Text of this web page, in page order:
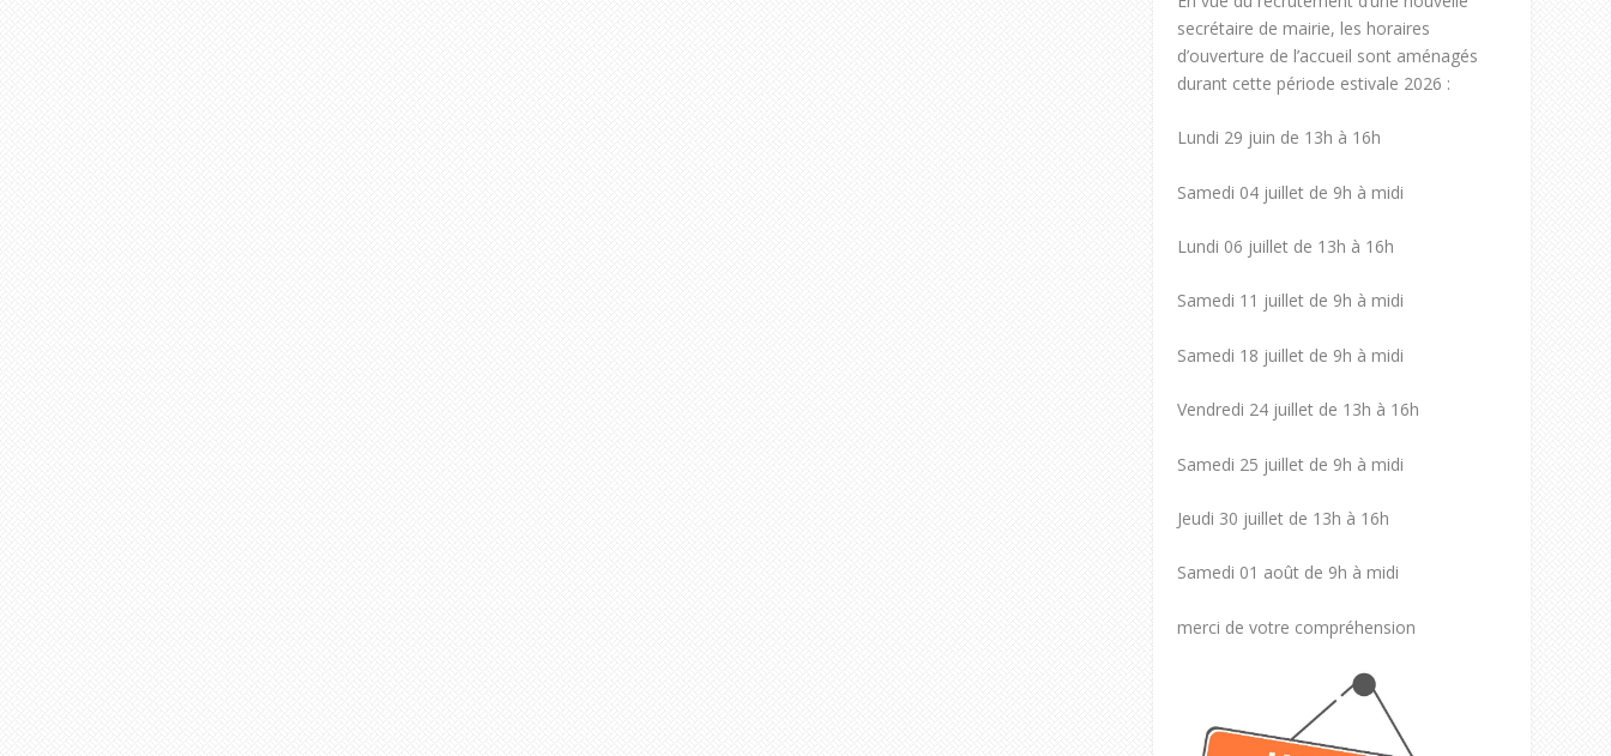
secrétaire de mairie, les horaires
d’ouverture de l’accueil sont aménagés
durant cette période estivale 2026 :
Lundi 29 juin de 13h à 16h
Samedi 04 juillet de 9h à midi
Lundi 06 juillet de 13h à 16h
Samedi 11 juillet de 9h à midi
Samedi 18 juillet de 9h à midi
Vendredi 24 juillet de 13h à 16h
Samedi 25 juillet de 9h à midi
Jeudi 30 juillet de 13h à 16h
Samedi 01 août de 9h à midi
merci de votre compréhension